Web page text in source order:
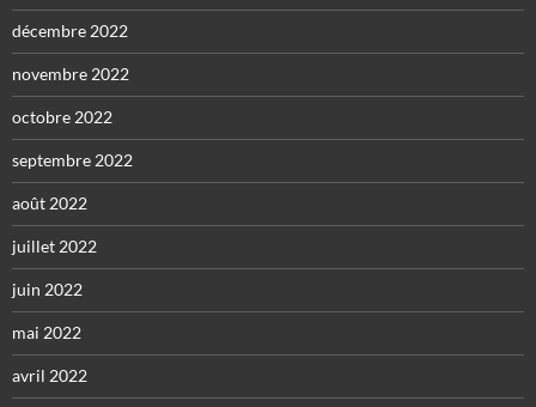
décembre 2022
novembre 2022
octobre 2022
septembre 2022
août 2022
juillet 2022
juin 2022
mai 2022
avril 2022